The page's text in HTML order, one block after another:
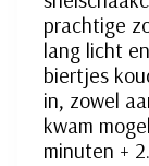
prachtige
lang licht
biertjes
in, zowel
kwam
minuten +